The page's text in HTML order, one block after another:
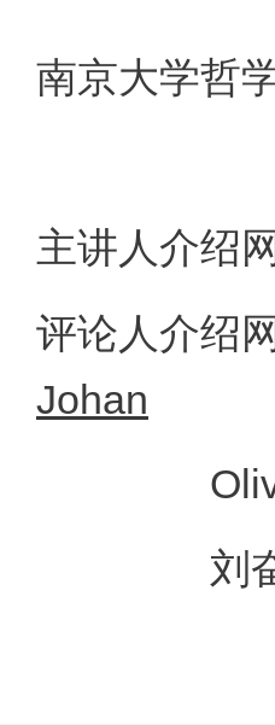
南京大学哲
主讲人介绍
评论人介绍
Johan
Oliver
刘